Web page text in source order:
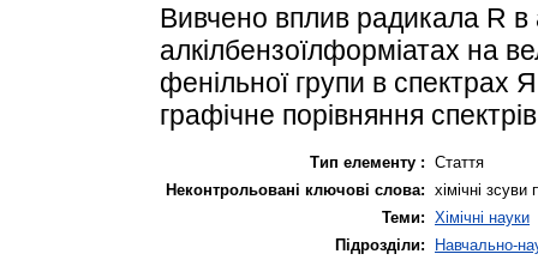
Вивчено вплив радикала R в
алкілбензоїлформіатах на
фенільної групи в
графічне порівняння
Тип елементу : Стаття
Неконтрольовані ключові слова: хімічні зсуви
Теми: Хімічні науки
Підрозділи:
Навчально-